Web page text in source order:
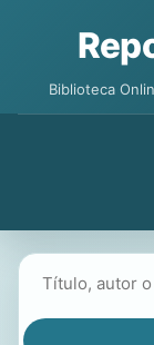
Biblioteca